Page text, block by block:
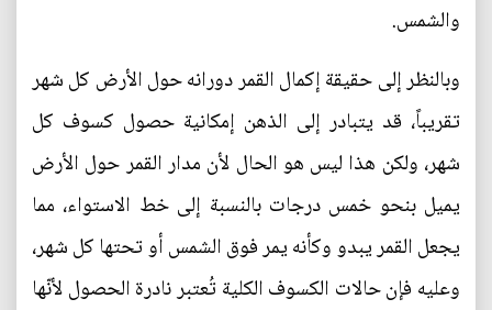
والشمس.
وبالنظر إلى حقيقة إكمال القمر دورانه حول الأرض كل شهر
تقريباً، قد يتبادر إلى الذهن إمكانية حصول كسوف كل
شهر، ولكن هذا ليس هو الحال لأن مدار القمر حول الأرض
يميل بنحو خمس درجات بالنسبة إلى خط الاستواء، مما
يجعل القمر يبدو وكأنه يمر فوق الشمس أو تحتها كل شهر،
وعليه فإن حالات الكسوف الكلية تُعتبر نادرة الحصول لأنّها